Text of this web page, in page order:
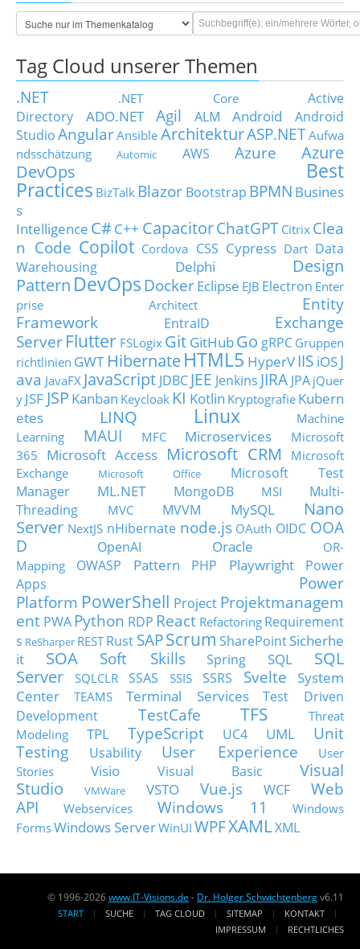
Tag Cloud unserer Themen
.NET .NET Core
Active
Directory
ADO.NET Agil ALM Android
Android
StudioAngularAnsible ArchitekturASP.NETAufwa
ndsschätzung
Automic AWS Azure
Azure
DevOps
Best
Practices BizTalk Blazor Bootstrap BPMN Busines
s
Intelligence C#C++ CapacitorChatGPT Citrix Clea
n Code Copilot Cordova CSS Cypress Dart Data
Warehousing
Delphi
Design
Pattern DevOps DockerEclipse EJB Electron Enter
prise Architect
Entity
Framework
EntraID
Exchange
Server Flutter FSLogix Git GitHubGo gRPC Gruppen
richtlinien GWT HibernateHTML5 HyperVIIS iOSJ
ava JavaFX JavaScript JDBC JEE Jenkins JIRA JPA jQuer
y JSF JSP Kanban Keycloak KI Kotlin Kryptografie Kubern
etes
LINQ Linux
Machine
Learning
MAUI MFC Microservices
Microsoft
365
Microsoft Access Microsoft CRM
Microsoft
Exchange
Microsoft Office
Microsoft Test
Manager
ML.NET MongoDB MSI
Multi-
Threading
MVC MVVM MySQL
Nano
Server NextJS nHibernate node.js OAuth OIDC OOA
D
OpenAI Oracle
OR-
Mapping
OWASP Pattern PHP Playwright
Power
Apps
Power
Platform PowerShell Project Projektmanagem
ent PWA Python RDP React Refactoring Requirement
s ReSharper RESTRust SAPScrum SharePointSicherhe
it
SOA Soft Skills Spring SQL
SQL
Server
SQLCLR SSAS SSIS SSRS Svelte
System
Center
TEAMS Terminal Services
Test Driven
Development
TestCafe TFS
Threat
Modeling
TPL TypeScript UC4 UML
Unit
Testing
Usability User Experience
User
Stories
Visio Visual Basic
Visual
Studio
VMWare VSTO Vue.js WCF
Web
API
Webservices Windows 11
Windows
FormsWindows ServerWinUI WPFXAMLXML
© 1996-2026www.IT-Visions.de - Dr. Holger Schwichtenbergv6.11
START SUCHE TAG CLOUD SITEMAP
KONTAKT
IMPRESSUM
RECHTLICHES